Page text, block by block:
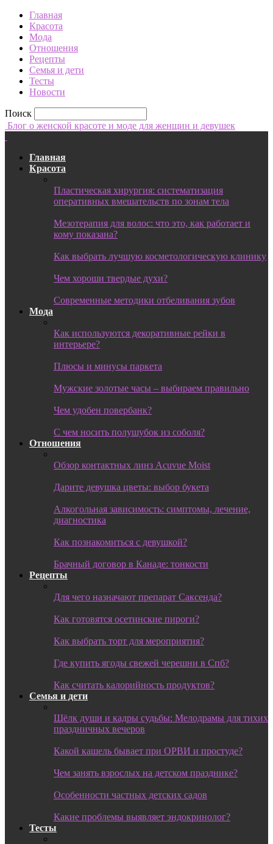
Главная
Красота
Мода
Отношения
Рецепты
Семья и дети
Тесты
Новости
Поиск
Блог о женской красоте и моде для женщин и девушек
Главная
Красота
Пластическая хирургия: систематизация
оперативных вмешательств по зонам тела
Мезотерапия для волос: что это, как работает и
кому показана?
Как выбрать лучшую косметологическую клинику
Чем хороши твердые духи?
Современные методики отбеливания зубов
Мода
Как используются декоративные рейки в
интерьере?
Плюсы и минусы паркета
Мужские золотые часы – выбираем правильно
Чем удобен повербанк?
С чем носить полушубок из соболя?
Отношения
Обзор контактных линз Acuvue Moist
Дарите девушка цветы: выбор букета
Алкогольная зависимость: симптомы, лечение,
диагностика
Как познакомиться с девушкой?
Брачный договор в Канаде: тонкости
Рецепты
Для чего назначают препарат Саксенда?
Как готовятся осетинские пироги?
Как выбрать торт для мероприятия?
Где купить ягоды свежей черешни в Спб?
Как считать калорийность продуктов?
Семья и дети
Шёлк души и кадры судьбы: Мелодрамы для тихих
праздничных вечеров
Какой кашель бывает при ОРВИ и простуде?
Чем занять взрослых на детском празднике?
Особенности частных детских садов
Какие проблемы выявляет эндокринолог?
Тесты